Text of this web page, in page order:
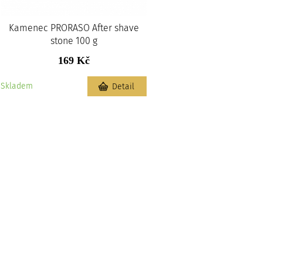
Kamenec PRORASO After shave
stone 100 g
169 Kč
Skladem Detail